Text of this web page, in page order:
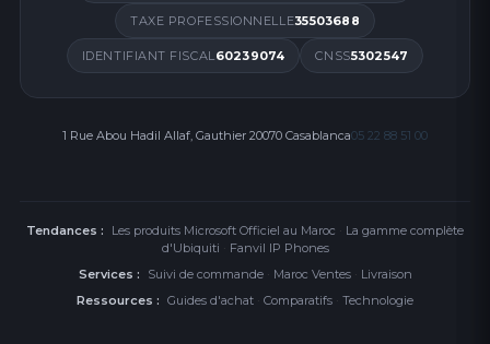
TAXE PROFESSIONNELLE35503688
IDENTIFIANT FISCAL60239074 CNSS5302547
1 Rue Abou Hadil Allaf, Gauthier 20070 Casablanca05 22 88 51 00
Tendances : Les produits Microsoft Officiel au Maroc · La gamme complète
d'Ubiquiti · Fanvil IP Phones
Services :
Suivi de commande· Maroc Ventes· Livraison
Ressources : Guides d'achat · Comparatifs · Technologie